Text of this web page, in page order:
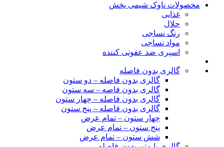
محصولات ناوک شیمی پخش
غذایی
حلال
رنگ نساجی
مواد نساجی
اسپری ضد عفونی کننده
گالری بدون فاصله
گالری بدون فاصله – دو ستون
گالری بدون فاصه – سه ستون
گالری بدون فاصله – چهار ستون
گالری بدون فاصله – پنج ستون
چهار ستون – تمام عرض
پنج ستون – تمام عرض
شش ستون – تمام عرض